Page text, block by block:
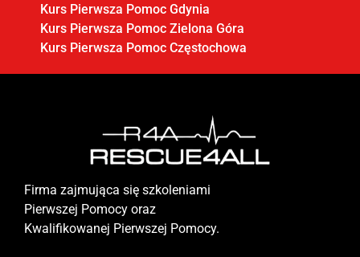
Kurs Pierwsza Pomoc Gdynia
Kurs Pierwsza Pomoc Zielona Góra
Kurs Pierwsza Pomoc Częstochowa
Firma zajmująca się szkoleniami
Pierwszej Pomocy oraz
Kwalifikowanej Pierwszej Pomocy.